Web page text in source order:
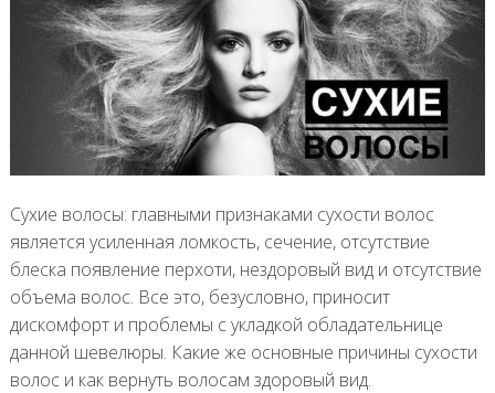
Сухие волосы: главными признаками сухости волос
является усиленная ломкость, сечение, отсутствие
блеска появление перхоти, нездоровый вид и отсутствие
объема волос. Все это, безусловно, приносит
дискомфорт и проблемы с укладкой обладательнице
данной шевелюры. Какие же основные причины сухости
волос и как вернуть волосам здоровый вид.